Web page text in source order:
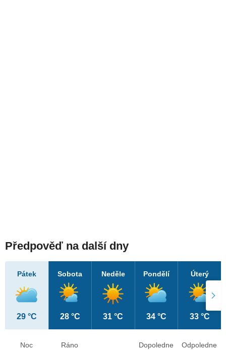
Předpověď na další dny
Pátek
29 °C
Sobota
28 °C
Neděle
31 °C
Pondělí
34 °C
Úterý
33 °C
Noc
Ráno
Dopoledne
Odpoledne